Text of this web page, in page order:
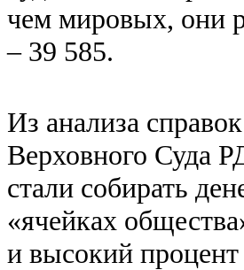
чем мировых, они
– 39 585.
Из анализа
Верховного Суда
стали собирать
«ячейках
и высокий